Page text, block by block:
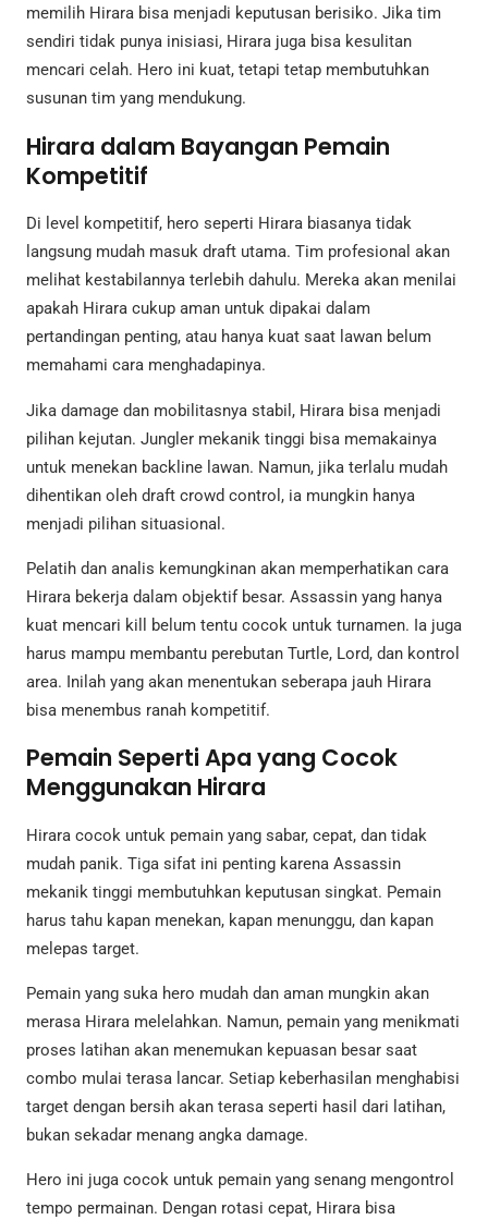
memilih Hirara bisa menjadi keputusan berisiko. Jika tim
sendiri tidak punya inisiasi, Hirara juga bisa kesulitan
mencari celah. Hero ini kuat, tetapi tetap membutuhkan
susunan tim yang mendukung.
Hirara dalam Bayangan Pemain
Kompetitif
Di level kompetitif, hero seperti Hirara biasanya tidak
langsung mudah masuk draft utama. Tim profesional akan
melihat kestabilannya terlebih dahulu. Mereka akan menilai
apakah Hirara cukup aman untuk dipakai dalam
pertandingan penting, atau hanya kuat saat lawan belum
memahami cara menghadapinya.
Jika damage dan mobilitasnya stabil, Hirara bisa menjadi
pilihan kejutan. Jungler mekanik tinggi bisa memakainya
untuk menekan backline lawan. Namun, jika terlalu mudah
dihentikan oleh draft crowd control, ia mungkin hanya
menjadi pilihan situasional.
Pelatih dan analis kemungkinan akan memperhatikan cara
Hirara bekerja dalam objektif besar. Assassin yang hanya
kuat mencari kill belum tentu cocok untuk turnamen. Ia juga
harus mampu membantu perebutan Turtle, Lord, dan kontrol
area. Inilah yang akan menentukan seberapa jauh Hirara
bisa menembus ranah kompetitif.
Pemain Seperti Apa yang Cocok
Menggunakan Hirara
Hirara cocok untuk pemain yang sabar, cepat, dan tidak
mudah panik. Tiga sifat ini penting karena Assassin
mekanik tinggi membutuhkan keputusan singkat. Pemain
harus tahu kapan menekan, kapan menunggu, dan kapan
melepas target.
Pemain yang suka hero mudah dan aman mungkin akan
merasa Hirara melelahkan. Namun, pemain yang menikmati
proses latihan akan menemukan kepuasan besar saat
combo mulai terasa lancar. Setiap keberhasilan menghabisi
target dengan bersih akan terasa seperti hasil dari latihan,
bukan sekadar menang angka damage.
Hero ini juga cocok untuk pemain yang senang mengontrol
tempo permainan. Dengan rotasi cepat, Hirara bisa